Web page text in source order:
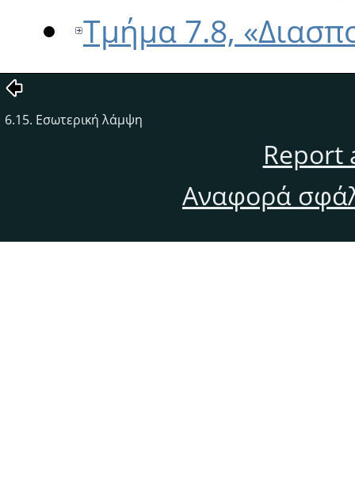
Τμήμα 7.8,
6.15. Εσωτερική λάμψη
Report
Αναφορά